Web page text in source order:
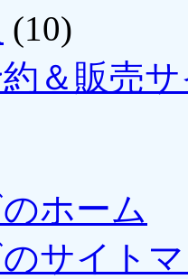
(10)
＆販売
ホーム
サイト